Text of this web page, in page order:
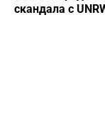
скандала с